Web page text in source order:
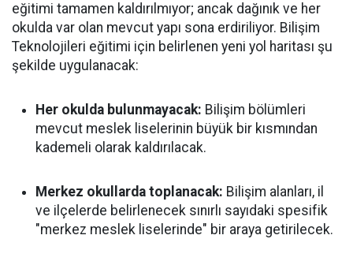
eğitimi tamamen kaldırılmıyor; ancak dağınık ve her
okulda var olan mevcut yapı sona erdiriliyor. Bilişim
Teknolojileri eğitimi için belirlenen yeni yol haritası şu
şekilde uygulanacak:
Her okulda bulunmayacak: Bilişim bölümleri
mevcut meslek liselerinin büyük bir kısmından
kademeli olarak kaldırılacak.
Merkez okullarda toplanacak: Bilişim alanları, il
ve ilçelerde belirlenecek sınırlı sayıdaki spesifik
"merkez meslek liselerinde" bir araya getirilecek.